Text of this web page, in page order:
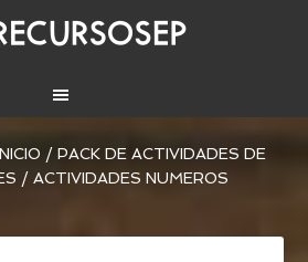
/ PACK DE ACTIVIDADES DE
/ ACTIVIDADES NUMEROS